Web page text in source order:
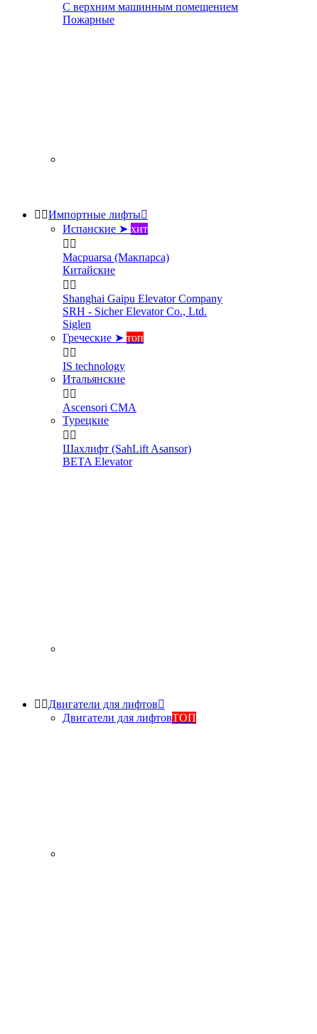
С верхним машинным помещением
Пожарные
 Импортные лифты
Испанские ➤ хит
 
Macpuarsa (Макпарса)
Китайские
 
Shanghai Gaipu Elevator Company
SRH - Sicher Elevator Co., Ltd.
Siglen
Греческие ➤ топ
 
IS technology
Итальянские
 
Ascensori CMA
Турецкие
 
Шахлифт (SahLift Asansor)
BETA Elevator
 Двигатели для лифтов
Двигатели для лифтовТОП